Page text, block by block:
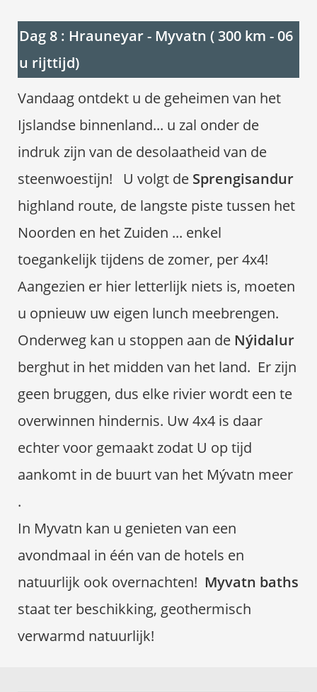
Dag 8 : Hrauneyar - Myvatn ( 300 km - 06
u rijttijd)
Vandaag ontdekt u de geheimen van het
Ijslandse binnenland... u zal onder de
indruk zijn van de desolaatheid van de
steenwoestijn! U volgt de Sprengisandur
highland route, de langste piste tussen het
Noorden en het Zuiden ... enkel
toegankelijk tijdens de zomer, per 4x4!
Aangezien er hier letterlijk niets is, moeten
u opnieuw uw eigen lunch meebrengen.
Onderweg kan u stoppen aan de Nýidalur
berghut in het midden van het land. Er zijn
geen bruggen, dus elke rivier wordt een te
overwinnen hindernis. Uw 4x4 is daar
echter voor gemaakt zodat U op tijd
aankomt in de buurt van het Mývatn meer
.
In Myvatn kan u genieten van een
avondmaal in één van de hotels en
natuurlijk ook overnachten! Myvatn baths
staat ter beschikking, geothermisch
verwarmd natuurlijk!